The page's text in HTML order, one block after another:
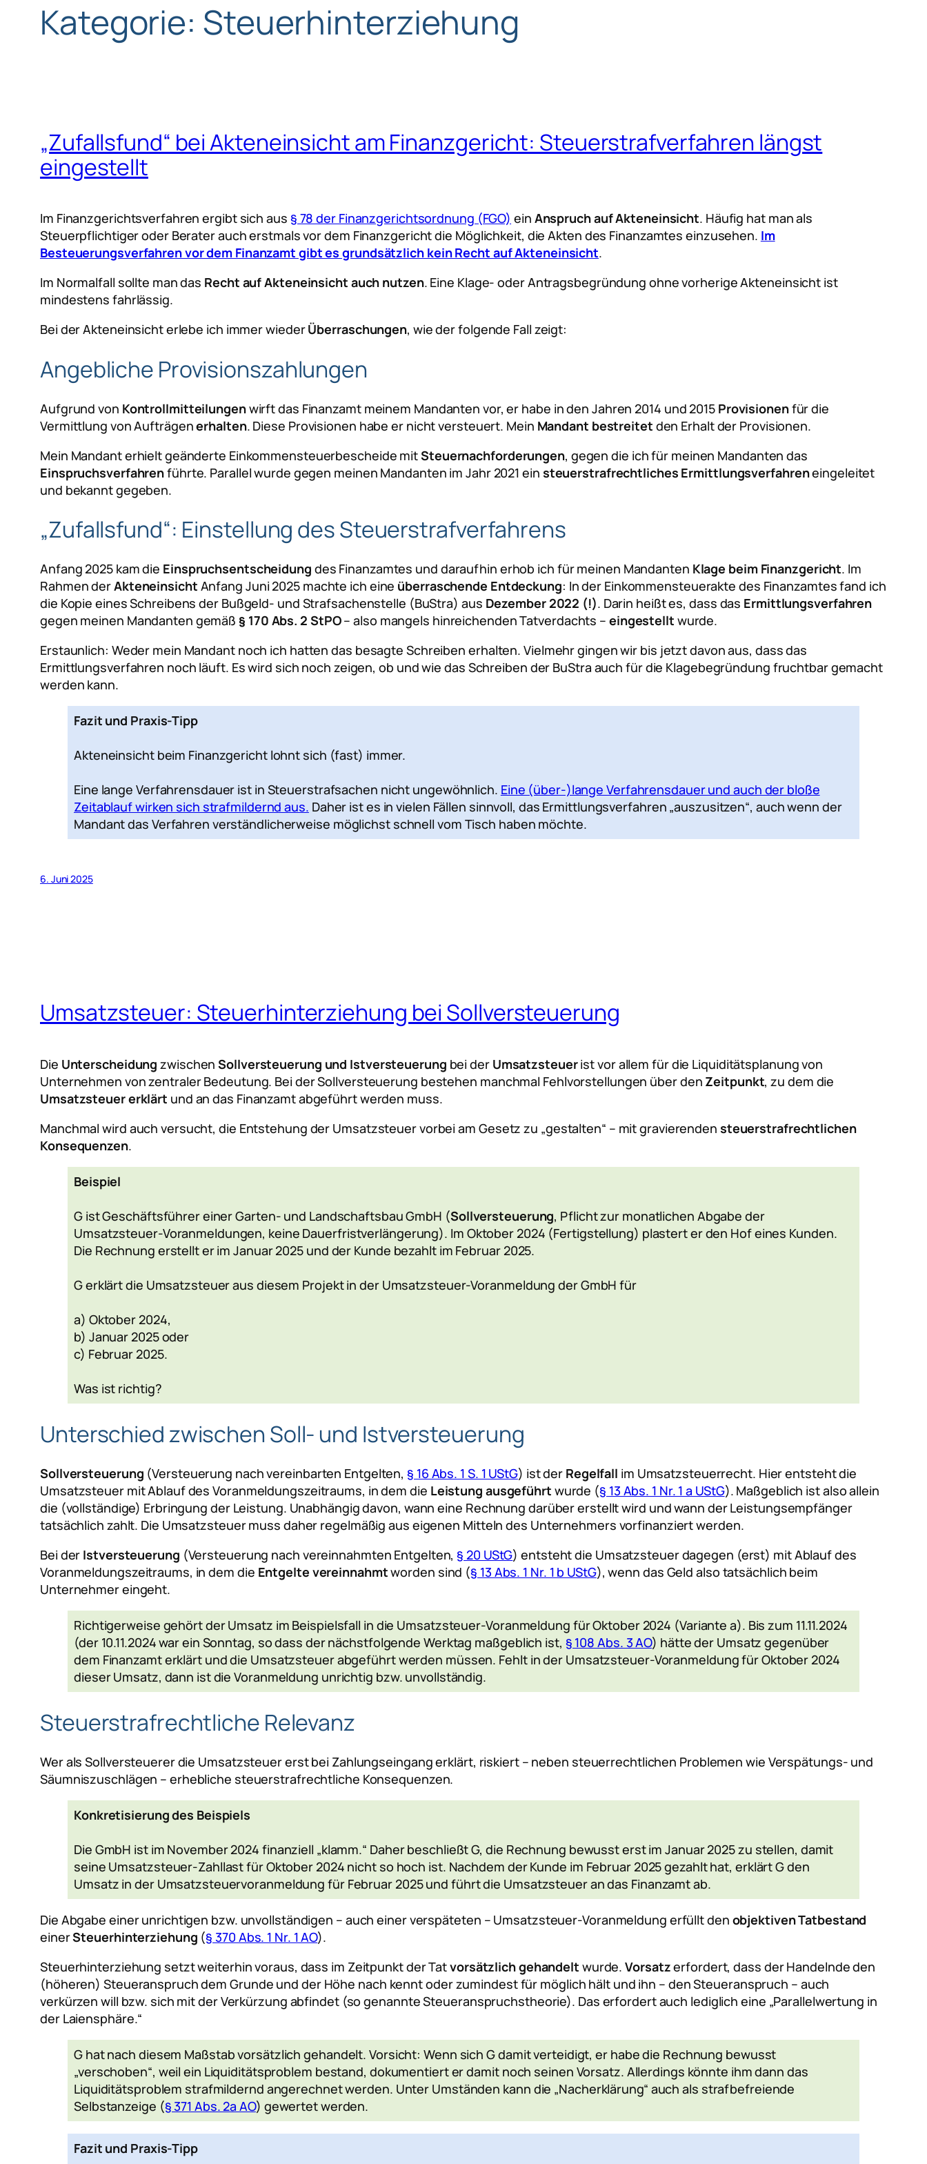
Kategorie: Steuerhinterziehung
„Zufallsfund“ bei Akteneinsicht am Finanzgericht: Steuerstrafverfahren längst
eingestellt
Im Finanzgerichtsverfahren ergibt sich aus § 78 der Finanzgerichtsordnung (FGO) ein Anspruch auf Akteneinsicht. Häufig hat man als
Steuerpflichtiger oder Berater auch erstmals vor dem Finanzgericht die Möglichkeit, die Akten des Finanzamtes einzusehen. Im
Besteuerungsverfahren vor dem Finanzamt gibt es grundsätzlich kein Recht auf Akteneinsicht.
Im Normalfall sollte man das Recht auf Akteneinsicht auch nutzen. Eine Klage- oder Antragsbegründung ohne vorherige Akteneinsicht ist
mindestens fahrlässig.
Bei der Akteneinsicht erlebe ich immer wiederÜberraschungen, wie der folgende Fall zeigt:
Angebliche Provisionszahlungen
Aufgrund von Kontrollmitteilungenwirft das Finanzamt meinem Mandanten vor, er habe in den Jahren 2014 und 2015 Provisionenfür die
Vermittlung von Aufträgenerhalten. Diese Provisionen habe er nicht versteuert. Mein Mandant bestreitet den Erhalt der Provisionen.
Mein Mandant erhielt geänderte Einkommensteuerbescheide mitSteuernachforderungen, gegen die ich für meinen Mandanten das
Einspruchsverfahrenführte. Parallel wurde gegen meinen Mandanten im Jahr 2021 ein steuerstrafrechtliches Ermittlungsverfahreneingeleitet
und bekannt gegeben.
„Zufallsfund“: Einstellung des Steuerstrafverfahrens
Anfang 2025 kam die Einspruchsentscheidung des Finanzamtes und daraufhin erhob ich für meinen Mandanten Klage beim Finanzgericht. Im
Rahmen derAkteneinsicht Anfang Juni 2025 machte ich eine überraschende Entdeckung: In der Einkommensteuerakte des Finanzamtes fand ich
die Kopie eines Schreibens der Bußgeld- und Strafsachenstelle (BuStra) aus Dezember 2022 (!). Darin heißt es, dass das Ermittlungsverfahren
gegen meinen Mandanten gemäß§ 170 Abs. 2 StPO– also mangels hinreichenden Tatverdachts – eingestellt wurde.
Erstaunlich: Weder mein Mandant noch ich hatten das besagte Schreiben erhalten. Vielmehr gingen wir bis jetzt davon aus, dass das
Ermittlungsverfahren noch läuft. Es wird sich noch zeigen, ob und wie das Schreiben der BuStra auch für die Klagebegründung fruchtbar gemacht
werden kann.
Fazit und Praxis-Tipp
Akteneinsicht beim Finanzgericht lohnt sich (fast) immer.
Eine lange Verfahrensdauer ist in Steuerstrafsachen nicht ungewöhnlich. Eine (über-)lange Verfahrensdauer und auch der bloße
Zeitablauf wirken sich strafmildernd aus. Daher ist es in vielen Fällen sinnvoll, das Ermittlungsverfahren „auszusitzen“, auch wenn der
Mandant das Verfahren verständlicherweise möglichst schnell vom Tisch haben möchte.
6. Juni 2025
Umsatzsteuer: Steuerhinterziehung bei Sollversteuerung
Die UnterscheidungzwischenSollversteuerung und Istversteuerung bei der Umsatzsteuerist vor allem für die Liquiditätsplanung von
Unternehmen von zentraler Bedeutung. Bei der Sollversteuerung bestehen manchmal Fehlvorstellungen über den Zeitpunkt, zu dem die
Umsatzsteuer erklärt und an das Finanzamt abgeführt werden muss.
Manchmal wird auch versucht, die Entstehung der Umsatzsteuer vorbei am Gesetz zu „gestalten“ – mit gravierenden steuerstrafrechtlichen
Konsequenzen.
Beispiel
G ist Geschäftsführer einer Garten- und Landschaftsbau GmbH (Sollversteuerung, Pflicht zur monatlichen Abgabe der
Umsatzsteuer-Voranmeldungen, keine Dauerfristverlängerung). Im Oktober 2024 (Fertigstellung) plastert er den Hof eines Kunden.
Die Rechnung erstellt er im Januar 2025 und der Kunde bezahlt im Februar 2025.
G erklärt die Umsatzsteuer aus diesem Projekt in der Umsatzsteuer-Voranmeldung der GmbH für
a) Oktober 2024,
b) Januar 2025 oder
c) Februar 2025.
Was ist richtig?
Unterschied zwischen Soll- und Istversteuerung
Sollversteuerung (Versteuerung nach vereinbarten Entgelten,§ 16 Abs. 1 S. 1 UStG) ist der Regelfall im Umsatzsteuerrecht. Hier entsteht die
Umsatzsteuer mit Ablauf des Voranmeldungszeitraums, in dem die Leistung ausgeführt wurde (§ 13 Abs. 1 Nr. 1 a UStG). Maßgeblich ist also allein
die (vollständige) Erbringung der Leistung. Unabhängig davon, wann eine Rechnung darüber erstellt wird und wann der Leistungsempfänger
tatsächlich zahlt. Die Umsatzsteuer muss daher regelmäßig aus eigenen Mitteln des Unternehmers vorfinanziert werden.
Bei der Istversteuerung (Versteuerung nach vereinnahmten Entgelten,§ 20 UStG) entsteht die Umsatzsteuer dagegen (erst) mit Ablauf des
Voranmeldungszeitraums, in dem die Entgelte vereinnahmtworden sind (§ 13 Abs. 1 Nr. 1 b UStG), wenn das Geld also tatsächlich beim
Unternehmer eingeht.
Richtigerweise gehört der Umsatz im Beispielsfall in die Umsatzsteuer-Voranmeldung für Oktober 2024 (Variante a). Bis zum 11.11.2024
(der 10.11.2024 war ein Sonntag, so dass der nächstfolgende Werktag maßgeblich ist, § 108 Abs. 3 AO) hätte der Umsatz gegenüber
dem Finanzamt erklärt und die Umsatzsteuer abgeführt werden müssen. Fehlt in der Umsatzsteuer-Voranmeldung für Oktober 2024
dieser Umsatz, dann ist die Voranmeldung unrichtig bzw. unvollständig.
Steuerstrafrechtliche Relevanz
Wer als Sollversteuerer die Umsatzsteuer erst bei Zahlungseingang erklärt, riskiert – neben steuerrechtlichen Problemen wie Verspätungs- und
Säumniszuschlägen – erhebliche steuerstrafrechtliche Konsequenzen.
Konkretisierung des Beispiels
Die GmbH ist im November 2024 finanziell „klamm.“ Daher beschließt G, die Rechnung bewusst erst im Januar 2025 zu stellen, damit
seine Umsatzsteuer-Zahllast für Oktober 2024 nicht so hoch ist. Nachdem der Kunde im Februar 2025 gezahlt hat, erklärt G den
Umsatz in der Umsatzsteuervoranmeldung für Februar 2025 und führt die Umsatzsteuer an das Finanzamt ab.
Die Abgabe einer unrichtigen bzw. unvollständigen – auch einer verspäteten – Umsatzsteuer-Voranmeldung erfüllt den objektiven Tatbestand
einerSteuerhinterziehung (§ 370 Abs. 1 Nr. 1 AO).
Steuerhinterziehung setzt weiterhin voraus, dass im Zeitpunkt der Tatvorsätzlich gehandelt wurde.Vorsatzerfordert, dass der Handelnde den
(höheren) Steueranspruch dem Grunde und der Höhe nach kennt oder zumindest für möglich hält und ihn – den Steueranspruch – auch
verkürzen will bzw. sich mit der Verkürzung abfindet (so genannte Steueranspruchstheorie). Das erfordert auch lediglich eine „Parallelwertung in
der Laiensphäre.“
G hat nach diesem Maßstab vorsätzlich gehandelt. Vorsicht: Wenn sich G damit verteidigt, er habe die Rechnung bewusst
„verschoben“, weil ein Liquiditätsproblem bestand, dokumentiert er damit noch seinen Vorsatz. Allerdings könnte ihm dann das
Liquiditätsproblem strafmildernd angerechnet werden. Unter Umständen kann die „Nacherklärung“ auch als strafbefreiende
Selbstanzeige (§ 371 Abs. 2a AO) gewertet werden.
Fazit und Praxis-Tipp